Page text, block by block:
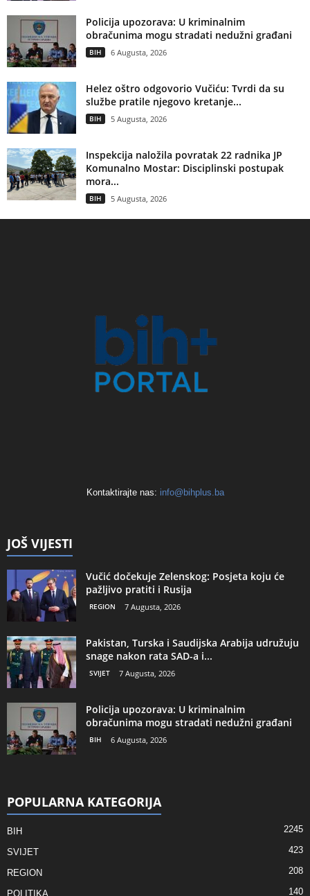
Policija upozorava: U kriminalnim
obračunima mogu stradati nedužni građani
BIH 6 Augusta, 2026
Helez oštro odgovorio Vučiću: Tvrdi da su
službe pratile njegovo kretanje...
BIH 5 Augusta, 2026
Inspekcija naložila povratak 22 radnika JP
Komunalno Mostar: Disciplinski postupak
mora...
BIH 5 Augusta, 2026
Kontaktirajte nas: info@bihplus.ba
JOŠ VIJESTI
Vučić dočekuje Zelenskog: Posjeta koju će
pažljivo pratiti i Rusija
REGION 7 Augusta, 2026
Pakistan, Turska i Saudijska Arabija udružuju
snage nakon rata SAD-a i...
SVIJET 7 Augusta, 2026
Policija upozorava: U kriminalnim
obračunima mogu stradati nedužni građani
BIH 6 Augusta, 2026
POPULARNA KATEGORIJA
BIH 2245
SVIJET 423
REGION 208
POLITIKA 140